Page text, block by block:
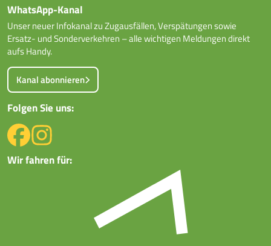
WhatsApp-Kanal
Unser neuer Infokanal zu Zugausfällen, Verspätungen sowie
Ersatz- und Sonderverkehren – alle wichtigen Meldungen direkt
aufs Handy.
Kanal abonnieren
Folgen Sie uns:
Wir fahren für: